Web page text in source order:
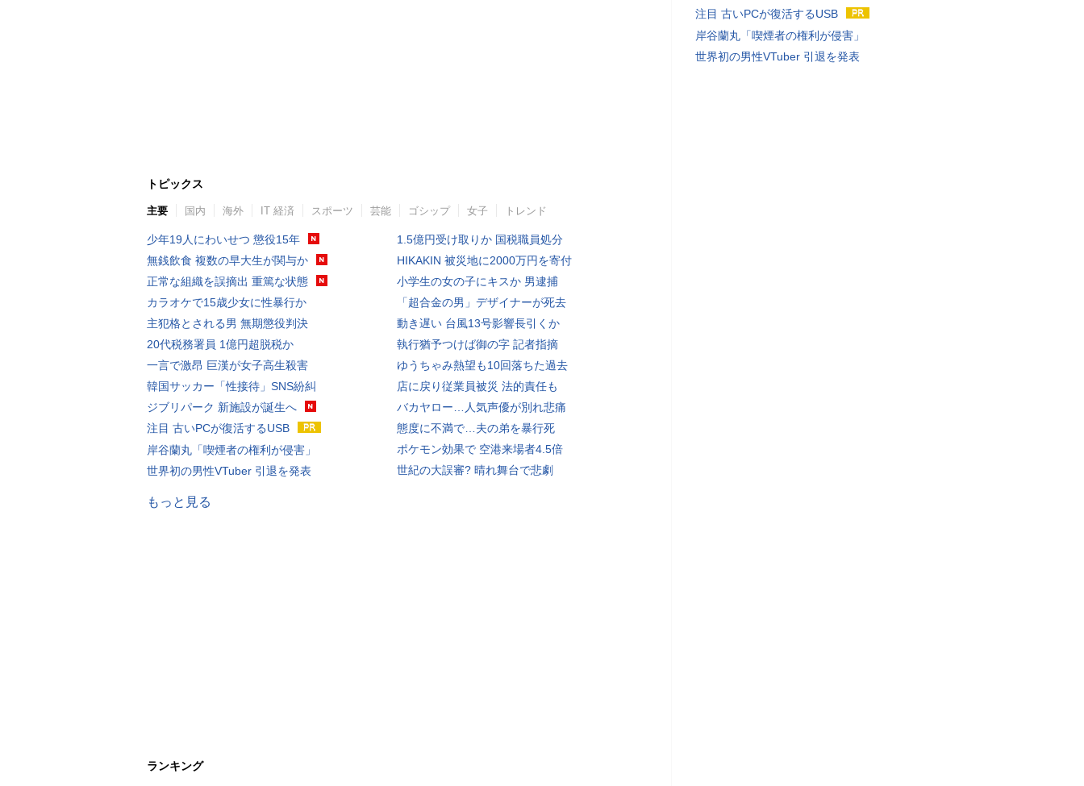
トピックス
主要 国内 海外 IT 経済 スポーツ 芸能 ゴシップ 女子 トレンド
少年19人にわいせつ 懲役15年
無銭飲食 複数の早大生が関与か
正常な組織を誤摘出 重篤な状態
カラオケで15歳少女に性暴行か
主犯格とされる男 無期懲役判決
20代税務署員 1億円超脱税か
一言で激昂 巨漢が女子高生殺害
韓国サッカー「性接待」SNS紛糾
ジブリパーク 新施設が誕生へ
注目 古いPCが復活するUSB
岸谷蘭丸「喫煙者の権利が侵害」
世界初の男性VTuber 引退を発表
1.5億円受け取りか 国税職員処分
HIKAKIN 被災地に2000万円を寄付
小学生の女の子にキスか 男逮捕
「超合金の男」デザイナーが死去
動き遅い 台風13号影響長引くか
執行猶予つけば御の字 記者指摘
ゆうちゃみ熱望も10回落ちた過去
店に戻り従業員被災 法的責任も
バカヤロー…人気声優が別れ悲痛
態度に不満で…夫の弟を暴行死
ポケモン効果で 空港来場者4.5倍
世紀の大誤審? 晴れ舞台で悲劇
もっと見る
ランキング
注目 古いPCが復活するUSB
岸谷蘭丸「喫煙者の権利が侵害」
世界初の男性VTuber 引退を発表